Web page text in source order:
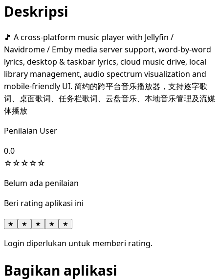
Deskripsi
🎵 A cross-platform music player with Jellyfin /
Navidrome / Emby media server support, word-by-word
lyrics, desktop & taskbar lyrics, cloud music drive, local
library management, audio spectrum visualization and
mobile-friendly UI. 简约的跨平台音乐播放器，支持逐字歌
词、桌面歌词、任务栏歌词、云盘音乐、本地音乐管理及流媒
体播放
Penilaian User
0.0
☆☆☆☆☆
Belum ada penilaian
Beri rating aplikasi ini
★ ★ ★ ★ ★
Login diperlukan untuk memberi rating.
Bagikan aplikasi